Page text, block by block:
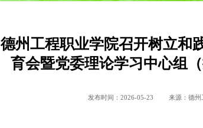
德州工程职业学院召开树立和
育会暨党委理论学习中心组
发布时间：2026-05-23 来源：德州